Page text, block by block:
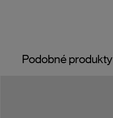
Podobné produkty